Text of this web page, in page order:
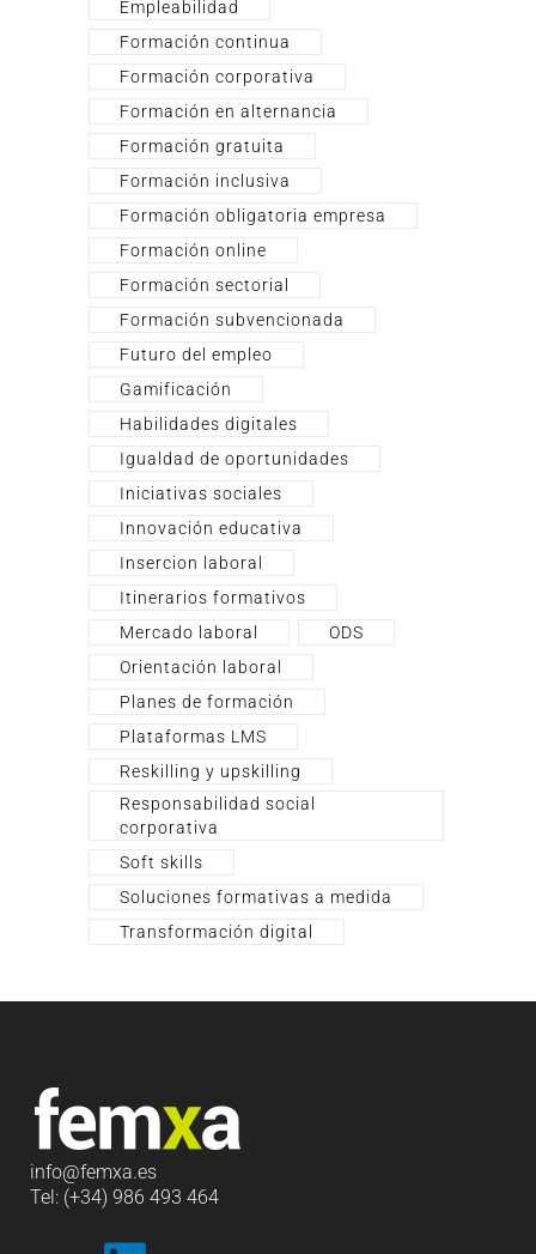
Empleabilidad
Formación continua
Formación corporativa
Formación en alternancia
Formación gratuita
Formación inclusiva
Formación obligatoria empresa
Formación online
Formación sectorial
Formación subvencionada
Futuro del empleo
Gamificación
Habilidades digitales
Igualdad de oportunidades
Iniciativas sociales
Innovación educativa
Insercion laboral
Itinerarios formativos
Mercado laboral
ODS
Orientación laboral
Planes de formación
Plataformas LMS
Reskilling y upskilling
Responsabilidad social
corporativa
Soft skills
Soluciones formativas a medida
Transformación digital
info@femxa.es
Tel: (+34) 986 493 464